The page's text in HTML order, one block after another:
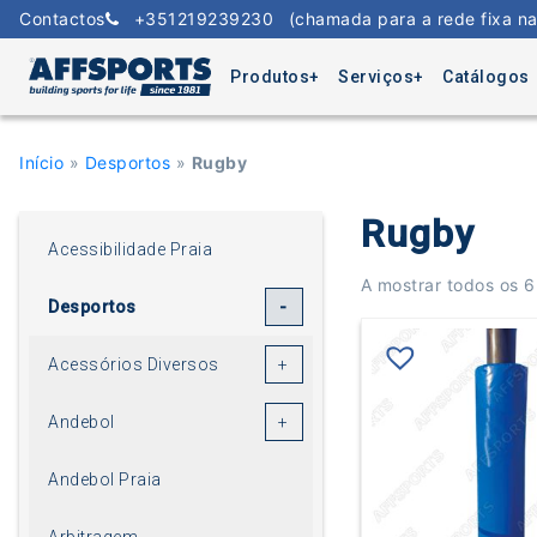
Skip
Contactos +351219239230 (chamada para a rede fixa
Produtos Serviços Catálogos
Início » Desportos » Rugby
Rugby
A mostrar todos os
Acessibilidade Praia
Desportos
Acessórios Diversos
Andebol
Andebol Praia